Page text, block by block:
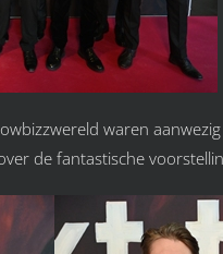
waren
de fantastische